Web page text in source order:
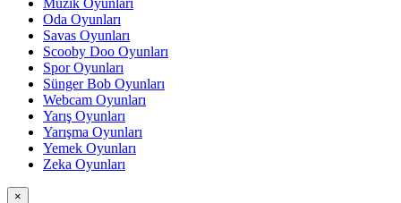
Oda Oyunları
Savas Oyunları
Scooby Doo Oyunları
Spor Oyunları
Sünger Bob Oyunları
Webcam Oyunları
Yarış Oyunları
Yarışma Oyunları
Yemek Oyunları
Zeka Oyunları
×